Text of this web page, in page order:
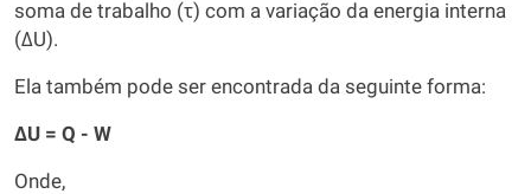
soma de trabalho (τ) com a variação da energia interna
(ΔU).
Ela também pode ser encontrada da seguinte forma:
ΔU = Q - W
Onde,